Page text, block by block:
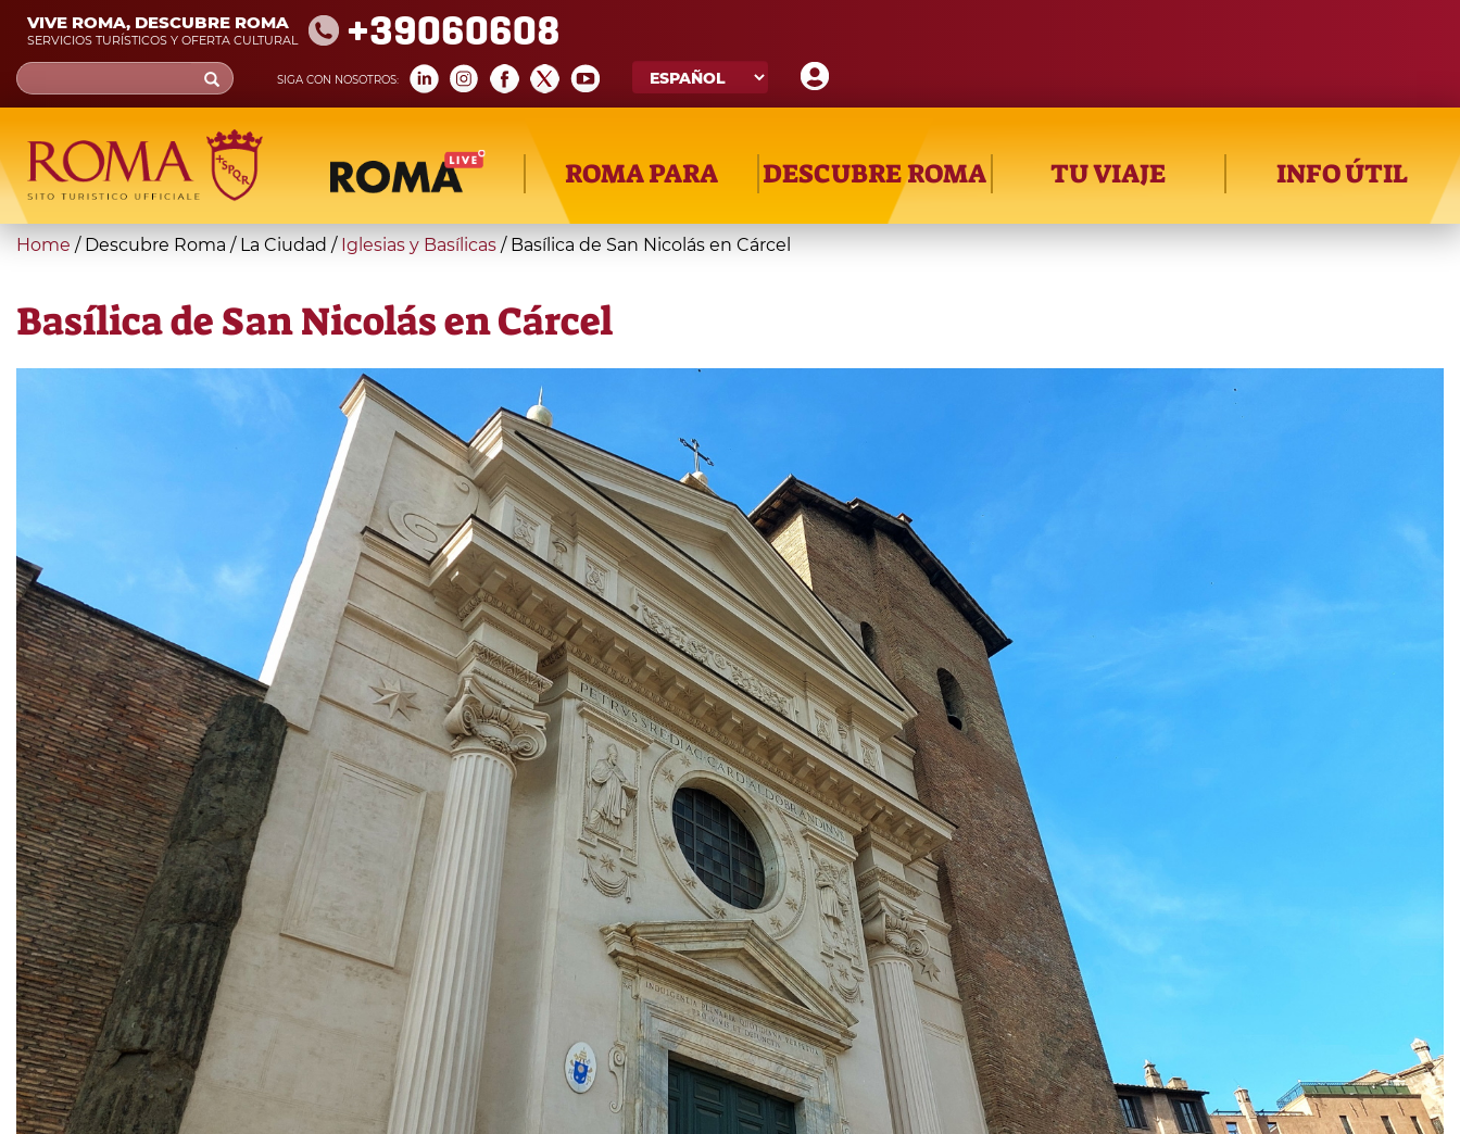
Skip
main
content
VIVE ROMA, DESCUBRE ROMA
SERVICIOS TURÍSTICOS Y OFERTA CULTURAL +39060608
SIGA CON NOSOTROS:
Search
form
Búsqueda
ROMA PARA DESCUBRE ROMA TU VIAJE INFO ÚTIL
You
here
Home / Descubre Roma / La Ciudad / Iglesias y Basílicas / Basílica de San Nicolás en Cárcel
Basílica de San Nicolás en Cárcel